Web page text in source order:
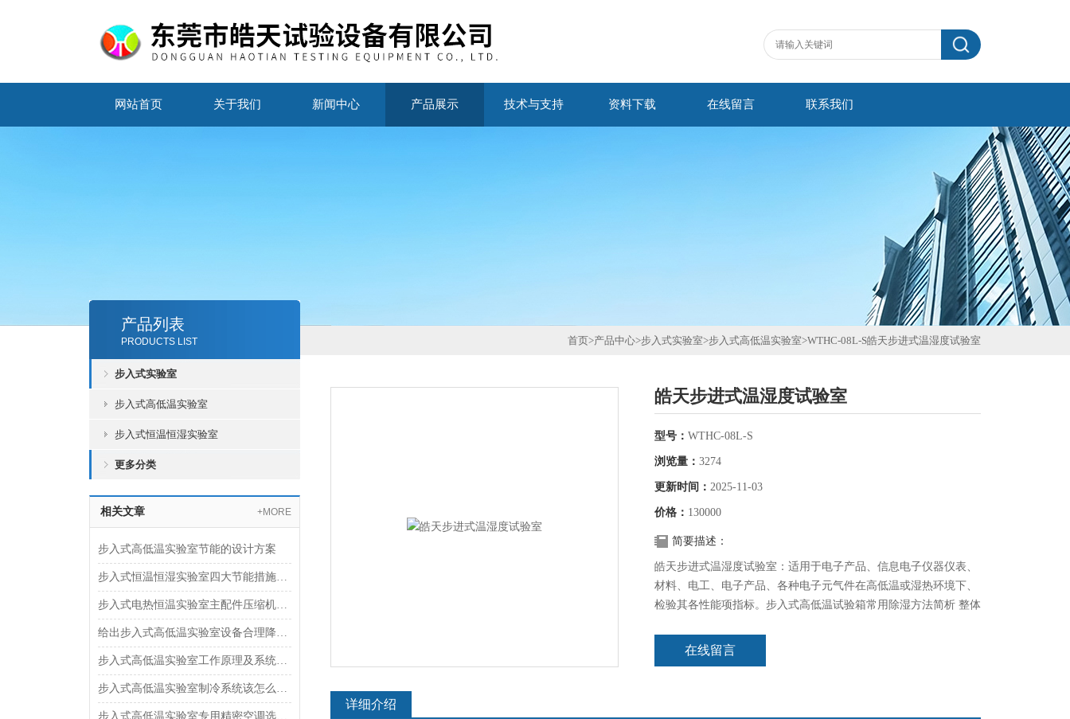
网站首页 关于我们 新闻中心 产品展示 技术与支持 资料下载 在线留言 联系我们
产品列表
PRODUCTS LIST
步入式实验室
步入式高低温实验室
步入式恒温恒湿实验室
更多分类
相关文章 +MORE
步入式高低温实验室节能的设计方案
步入式恒温恒湿实验室四大节能措施介绍
步入式电热恒温实验室主配件压缩机保养四大招数
给出步入式高低温实验室设备合理降低消声的好方式
步入式高低温实验室工作原理及系统结构
步入式高低温实验室制冷系统该怎么维护
步入式高低温实验室专用精密空调选型要考虑哪些因素呢
首页>产品中心>步入式实验室>步入式高低温实验室>WTHC-08L-S皓天步进式温湿度试验室
皓天步进式温湿度试验室
型号： WTHC-08L-S
浏览量： 3274
更新时间： 2025-11-03
价格： 130000
简要描述：
皓天步进式温湿度试验室：适用于电子产品、信息电子仪器仪表、
材料、电工、电子产品、各种电子元气件在高低温或湿热环境下、
检验其各性能项指标。步入式高低温试验箱常用除湿方法简析 整体
在线留言
详细介绍